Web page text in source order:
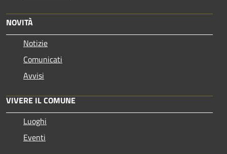
NOVITÀ
Notizie
Comunicati
Avvisi
VIVERE IL COMUNE
Luoghi
Eventi